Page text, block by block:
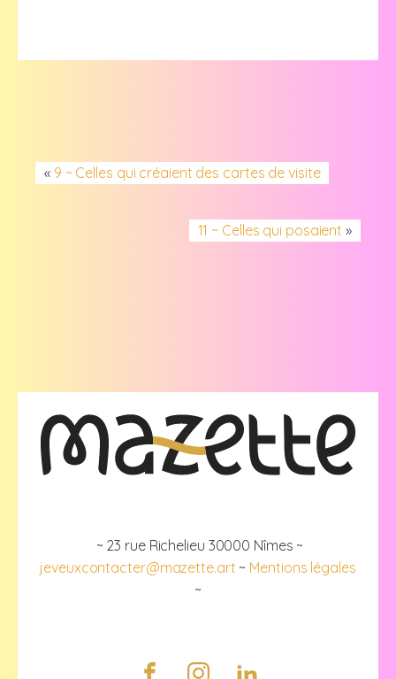
« 9 ~ Celles qui créaient des cartes de visite
11 ~ Celles qui posaient »
~ 23 rue Richelieu 30000 Nîmes ~
jeveuxcontacter@mazette.art ~ Mentions légales
~